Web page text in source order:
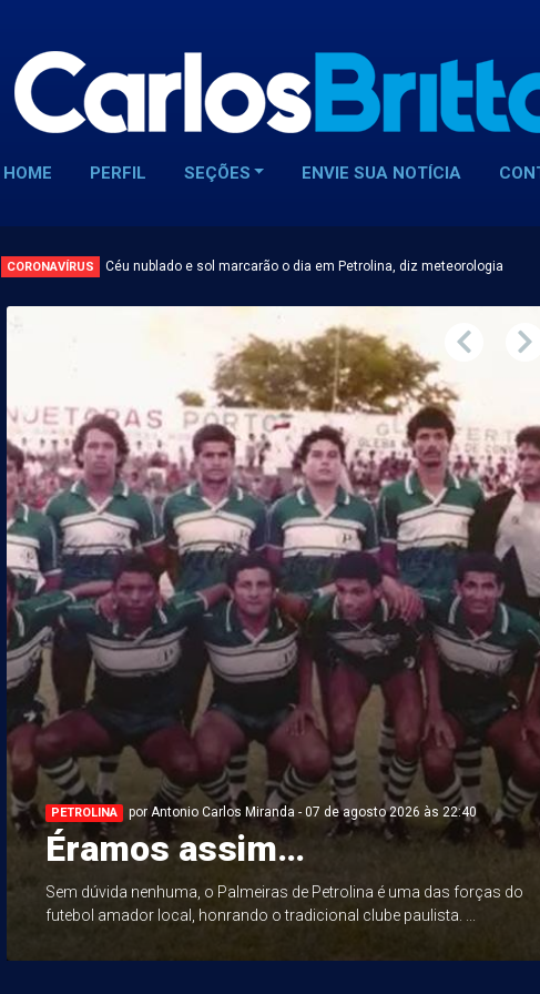
HOME PERFIL SEÇÕES ENVIE SUA NOTÍCIA
CORONAVÍRUS Céu nublado e sol marcarão o dia em Petrolina, diz meteorologia
PETROLINA por Antonio Carlos Miranda - 07 de agosto 2026 às 22:40
Éramos assim…
Sem dúvida nenhuma, o Palmeiras de Petrolina é uma das forças do
futebol amador local, honrando o tradicional clube paulista. ...